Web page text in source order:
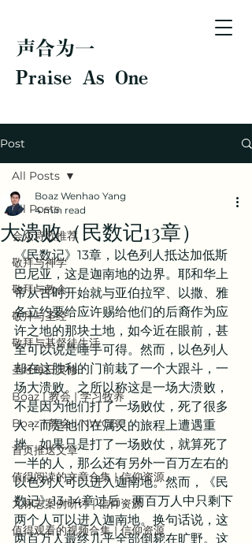
声合为一
Praise As One
Post
All Posts
会众诗歌推荐
敬拜与神学
敬拜与教会
敬拜与圣经
敬拜与基督徒生活
圣经每日灵修
Boaz | 教会 | 学习牧养
Boaz | 教会 | NWCBC
首页推送文章
值得阅读的文章合集 | 信仰资源
九标志案例研讨 | 信仰资源
值得观看的视频合集 | 信仰资源
All Posts
大溃败（民数记13章）
Boaz Wenhao Yang
4 min read
《民数记》13章，以色列人抵达加低斯
巴尼亚，这是迦南地的边界。耶和华上
帝从古时开始就与亚伯拉罕、以撒、雅
各立约要给应许赐给他们的后裔作为应
许之地的那块土地，如今近在眼前，甚
至可以说是唾手可得。然而，以色列人
却在这胜利的门前栽了一个大跟斗，一
场大溃败。之所以称这是一场大溃败，
不是因为他们打了一场败仗，死了很多
人；而是他们在属灵的旅程上遭遇重
挫。如果只是打了一场败仗，就算死了
一半的人，那么还有另外一百万左右的
以色列人可以进入迦南地。然而，《民
数记》13-14章过后，两百万人中只剩下
两个人可以进入迦南地。换句话说，这
两百万人最终几乎全部倒毙在旷野。这